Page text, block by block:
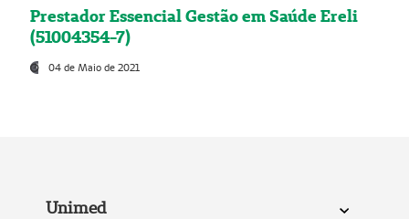
Prestador Essencial Gestão em Saúde Ereli
(51004354-7)
04 de Maio de 2021
Unimed